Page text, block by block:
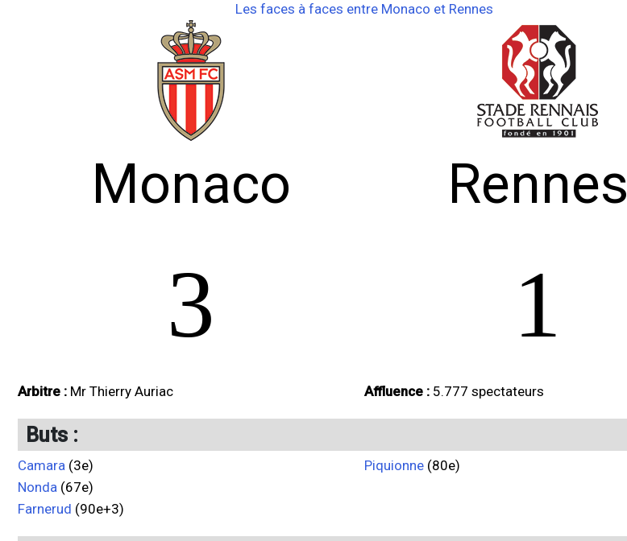
Les faces à faces entre Monaco et Rennes
Monaco Rennes
3 1
Arbitre : Mr Thierry Auriac Affluence : 5.777 spectateurs
Buts :
Camara (3e)
Nonda (67e)
Farnerud (90e+3)
Piquionne (80e)